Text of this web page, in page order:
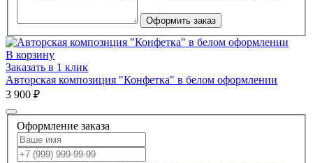
Оформить заказ
В корзину
Заказать в 1 клик
Авторская композиция "Конфетка" в белом оформлении
3 900 ₽
Оформление заказа